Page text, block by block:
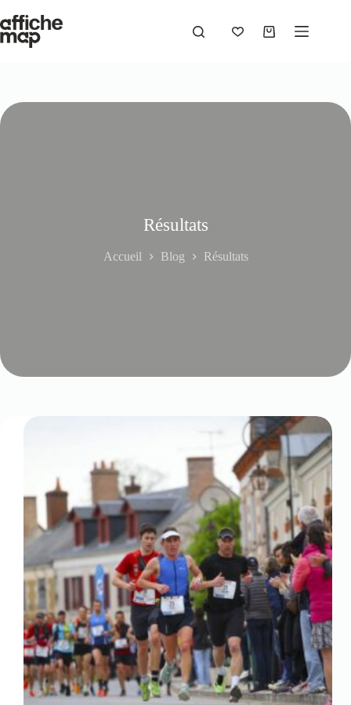
Résultats
Accueil Blog Résultats